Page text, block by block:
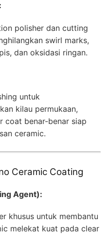
polisher dan cutting
swirl marks,
dan oksidasi ringan.
untuk
kilau permukaan,
coat benar-benar siap
ceramic.
Ceramic Coating
Agent):
khusus untuk membantu
melekat kuat pada clear